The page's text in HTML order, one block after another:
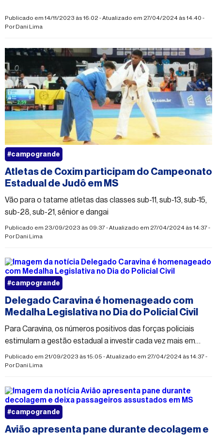
Publicado em 14/11/2023 às 16:02 - Atualizado em 27/04/2024 às 14:40 -
PorDani Lima
Atletas de Coxim participam do Campeonato
Estadual de Judô em MS
Vão para o tatame atletas das classes sub-11, sub-13, sub-15,
sub-28, sub-21, sênior e dangai
Publicado em 23/09/2023 às 09:37 - Atualizado em 27/04/2024 às 14:37 -
PorDani Lima
#campogrande
Delegado Caravina é homenageado com
Medalha Legislativa no Dia do Policial Civil
Para Caravina, os números positivos das forças policiais
estimulam a gestão estadual a investir cada vez mais em
melhores condições de trabalho e estrutura
Publicado em 21/09/2023 às 15:05 - Atualizado em 27/04/2024 às 14:37 -
PorDani Lima
#campogrande
Avião apresenta pane durante decolagem e
#campogrande